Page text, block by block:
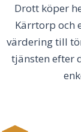
Drott köper
Kärrtorp och
värdering till
tjänsten efter